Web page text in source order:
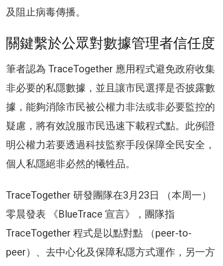
及阻止病毒傳播。
關鍵繫於公眾對數據管理者信任度
筆者認為 TraceTogether 應用程式避免政府收集
非必要的私隱數據，並且讓市民選擇是否披露數
據，能夠消除市民被公權力非法或非必要監控的
疑慮，將有效說服市民迅速下載程式點。此例證
明公權力若要透過科技監察手段保障全民安全，
個人私隱絕非必然的犧牲品。
TraceTogether 研發團隊在3月23日 （本周一）
零晨發表 《BlueTrace 宣言》，團隊指
TraceTogether 程式是以點對點 （peer-to-
peer）、去中心化及保障私隱方式運作，另一方